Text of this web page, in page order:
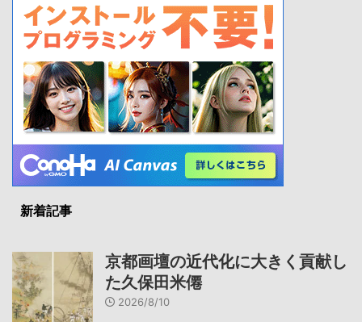
新着記事
京都画壇の近代化に大きく貢献し
た久保田米僊
2026/8/10